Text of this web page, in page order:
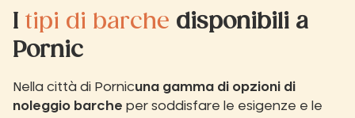
I tipi di barche disponibili a
Pornic
Nella città di Pornicuna gamma di opzioni di
noleggio barche per soddisfare le esigenze e le